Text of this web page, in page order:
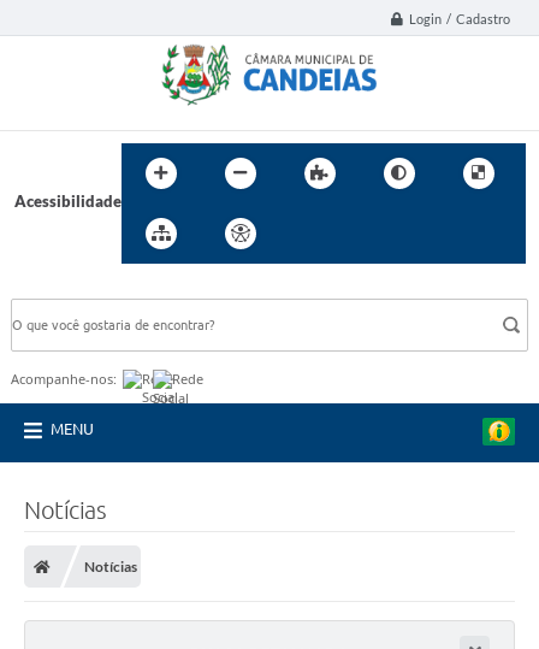
Login / Cadastro
Acessibilidade
Acompanhe-nos:
MENU
Notícias
Notícias